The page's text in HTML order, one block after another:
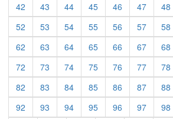
42
43 44 45 46 47 48
52
53 54 55 56 57 58
62
63 64 65 66 67 68
72
73 74 75 76 77 78
82
83 84 85 86 87 88
92
93 94 95 96 97 98